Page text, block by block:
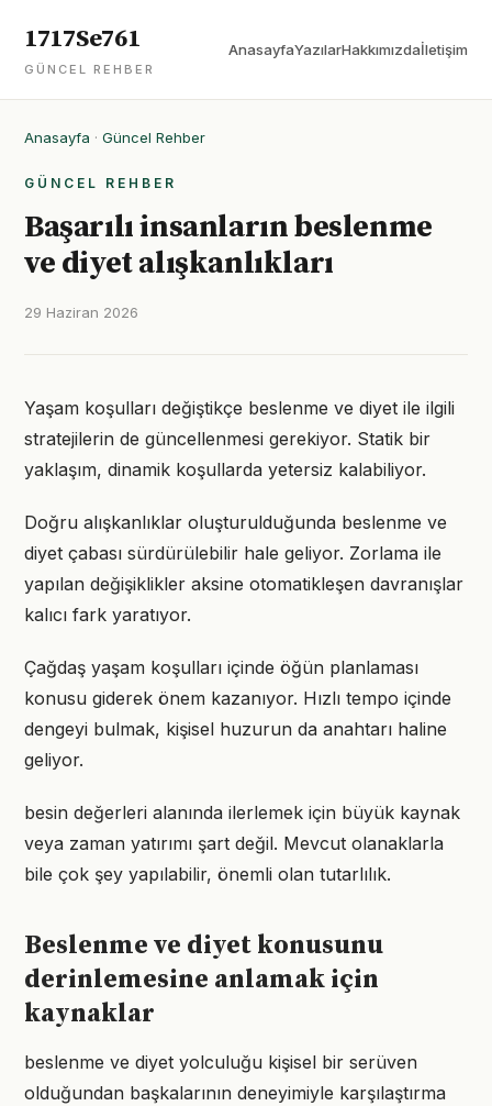
1717Se761
GÜNCEL REHBER
AnasayfaYazılarHakkımızdaİletişim
Anasayfa · Güncel Rehber
GÜNCEL REHBER
Başarılı insanların beslenme
ve diyet alışkanlıkları
29 Haziran 2026
Yaşam koşulları değiştikçe beslenme ve diyet ile ilgili
stratejilerin de güncellenmesi gerekiyor. Statik bir
yaklaşım, dinamik koşullarda yetersiz kalabiliyor.
Doğru alışkanlıklar oluşturulduğunda beslenme ve
diyet çabası sürdürülebilir hale geliyor. Zorlama ile
yapılan değişiklikler aksine otomatikleşen davranışlar
kalıcı fark yaratıyor.
Çağdaş yaşam koşulları içinde öğün planlaması
konusu giderek önem kazanıyor. Hızlı tempo içinde
dengeyi bulmak, kişisel huzurun da anahtarı haline
geliyor.
besin değerleri alanında ilerlemek için büyük kaynak
veya zaman yatırımı şart değil. Mevcut olanaklarla
bile çok şey yapılabilir, önemli olan tutarlılık.
Beslenme ve diyet konusunu
derinlemesine anlamak için
kaynaklar
beslenme ve diyet yolculuğu kişisel bir serüven
olduğundan başkalarının deneyimiyle karşılaştırma